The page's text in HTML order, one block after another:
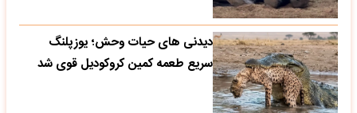
دیدنی های حیات وحش؛ یوزپلنگ
سریع طعمه کمین کروکودیل قوی شد